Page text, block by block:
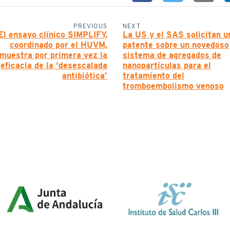
PREVIOUS
ensayo clínico SIMPLIFY,
coordinado por el HUVM,
por primera vez la
eficacia de la ‘desescalada
antibiótica’
NEXT
La US y el SAS solicitan
patente sobre un novedoso
sistema de agregados de
nanopartículas para el
tratamiento del
tromboembolismo venoso